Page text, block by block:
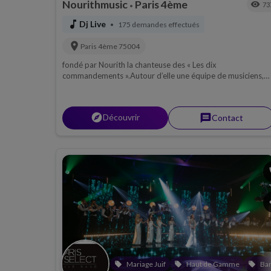
Nourithmusic • Paris 4ème visibility
music_note Dj Live • 175 demandes effectués
location_on Paris 4ème 75004
fondé par Nourith la chanteuse des « Les dix
commandements ».Autour d’elle une équipe de musiciens,
explorerDécouvrir messageContact
local_offer Mariage Juif local_offer Haut de Gamme local_offer